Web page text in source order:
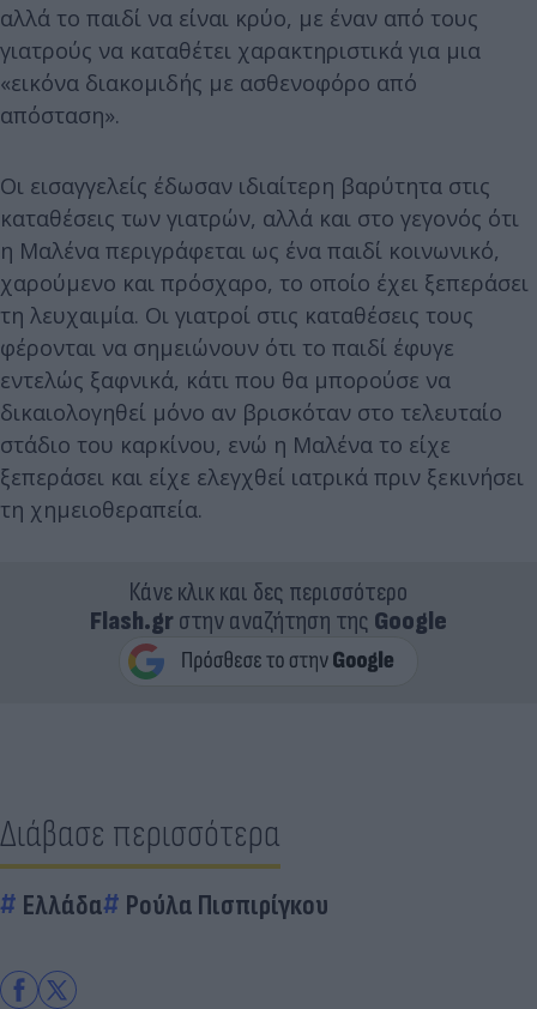
αλλά το παιδί να είναι κρύο, με έναν από τους
γιατρούς να καταθέτει χαρακτηριστικά για μια
«εικόνα διακομιδής με ασθενοφόρο από
απόσταση».
Οι εισαγγελείς έδωσαν ιδιαίτερη βαρύτητα στις
καταθέσεις των γιατρών, αλλά και στο γεγονός ότι
η Μαλένα περιγράφεται ως ένα παιδί κοινωνικό,
χαρούμενο και πρόσχαρο, το οποίο έχει ξεπεράσει
τη λευχαιμία. Οι γιατροί στις καταθέσεις τους
φέρονται να σημειώνουν ότι το παιδί έφυγε
εντελώς ξαφνικά, κάτι που θα μπορούσε να
δικαιολογηθεί μόνο αν βρισκόταν στο τελευταίο
στάδιο του καρκίνου, ενώ η Μαλένα το είχε
ξεπεράσει και είχε ελεγχθεί ιατρικά πριν ξεκινήσει
τη χημειοθεραπεία.
Κάνε κλικ και δες περισσότερο
Flash.grστην αναζήτηση της Google
Διάβασε περισσότερα
Ελλάδα Ρούλα Πισπιρίγκου